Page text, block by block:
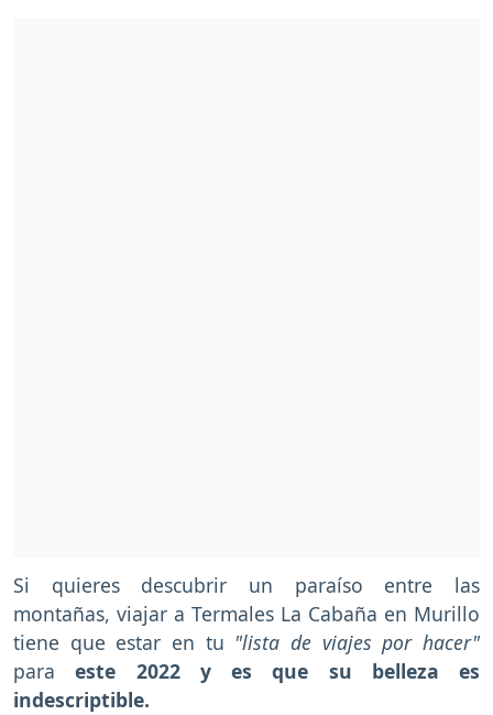
Si quieres descubrir un paraíso entre las
montañas, viajar a Termales La Cabaña en Murillo
tiene que estar en tu "lista de viajes por hacer"
paraeste 2022 y es que su belleza es
indescriptible.